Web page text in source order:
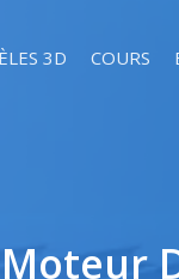
3D COURS